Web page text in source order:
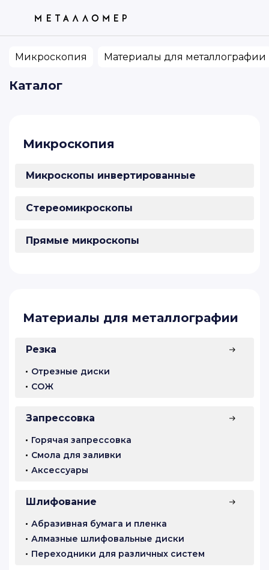
НАШЛОСЬ. ПОПРОБУЙТЕ ИЗМЕНИТЬ ФРАЗУ
Микроскопия Материалы для металлографии
Каталог
Микроскопия
Микроскопы инвертированные
Стереомикроскопы
Прямые микроскопы
Материалы для металлографии
Резка
Отрезные диски
СОЖ
Запрессовка
Горячая запрессовка
Смола для заливки
Аксессуары
Шлифование
Абразивная бумага и пленка
Алмазные шлифовальные диски
Переходники для различных систем